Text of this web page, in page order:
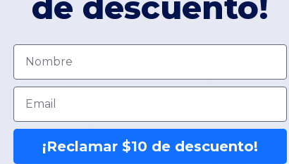
S M L XL 2XL S M L XL
Nombre
Email
¡Reclamar $10 de descuento!